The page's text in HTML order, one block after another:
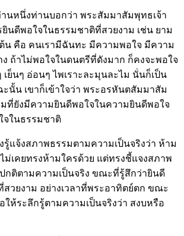
นหนึ่งท่านบอกว่า พระสัมมาสัมพุทธเจ้า
นดีพอใจในธรรมชาติที่สวยงาม เช่น ยาม
น คือ คนเรามีฉันทะ มีความพอใจ มีความ
ถ้าไม่พอใจในดนตรีที่ดังมาก ก็คงจะพอใจ
เย็นๆ อ่อนๆ ไพเราะละมุนละไม นั่นก็เป็น
ะนั้น เขาก็เข้าใจว่า พระอรหันตสัมมาสัม
ที่ยังมีความยินดีพอใจในความยินดีพอใจ
จในธรรมชาติ
แจ้งสภาพธรรมตามความเป็นจริงว่า ห้าม
ม่เคยทรงห้ามใครด้วย แต่ทรงชี้แจงสภาพ
กติตามความเป็นจริง ขณะที่รู้สึกว่ายินดี
วยงาม อย่างเวลาที่พระอาทิตย์ตก ขณะ
ให้ระลึกรู้ตามความเป็นจริงว่า สงบหรือ